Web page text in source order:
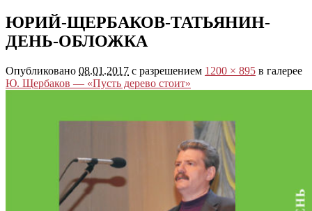
ЮРИЙ-ЩЕРБАКОВ-ТАТЬЯНИН-
ДЕНЬ-ОБЛОЖКА
Опубликовано 08.01.2017 с разрешением 1200 × 895 в галерее
Ю. Щербаков — «Пусть дерево стоит»